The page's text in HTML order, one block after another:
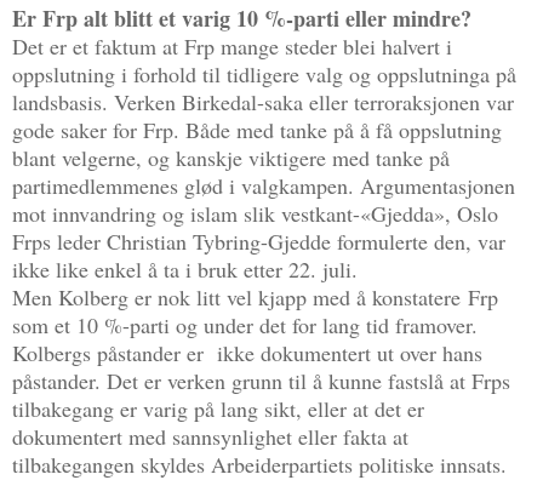
Er Frp alt blitt et varig 10 %-parti eller mindre?
Det er et faktum at Frp mange steder blei halvert i
oppslutning i forhold til tidligere valg og oppslutninga på
landsbasis. Verken Birkedal-saka eller terroraksjonen var
gode saker for Frp. Både med tanke på å få oppslutning
blant velgerne, og kanskje viktigere med tanke på
partimedlemmenes glød i valgkampen. Argumentasjonen
mot innvandring og islam slik vestkant-«Gjedda», Oslo
Frps leder Christian Tybring-Gjedde formulerte den, var
ikke like enkel å ta i bruk etter 22. juli.
Men Kolberg er nok litt vel kjapp med å konstatere Frp
som et 10 %-parti og under det for lang tid framover.
Kolbergs påstander er ikke dokumentert ut over hans
påstander. Det er verken grunn til å kunne fastslå at Frps
tilbakegang er varig på lang sikt, eller at det er
dokumentert med sannsynlighet eller fakta at
tilbakegangen skyldes Arbeiderpartiets politiske innsats.